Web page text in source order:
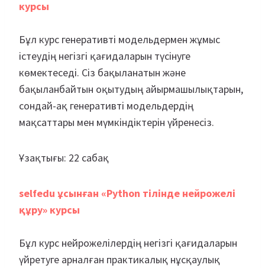
курсы
Бұл курс генеративті модельдермен жұмыс
істеудің негізгі қағидаларын түсінуге
көмектеседі. Сіз бақыланатын және
бақыланбайтын оқытудың айырмашылықтарын,
сондай-ақ генеративті модельдердің
мақсаттары мен мүмкіндіктерін үйренесіз.
Ұзақтығы: 22 сабақ
selfedu ұсынған «Python тілінде нейрожелі
құру» курсы
Бұл курс нейрожелілердің негізгі қағидаларын
үйретуге арналған практикалық нұсқаулық